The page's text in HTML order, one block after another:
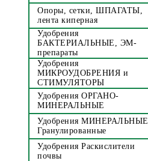
Опоры, сетки, ШПАГАТЫ,
лента киперная
Удобрения
БАКТЕРИАЛЬНЫЕ, ЭМ-
препараты
Удобрения
МИКРОУДОБРЕНИЯ и
СТИМУЛЯТОРЫ
Удобрения ОРГАНО-
МИНЕРАЛЬНЫЕ
Удобрения МИНЕРАЛЬНЫЕ
Гранулированные
Удобрения Раскислители
почвы